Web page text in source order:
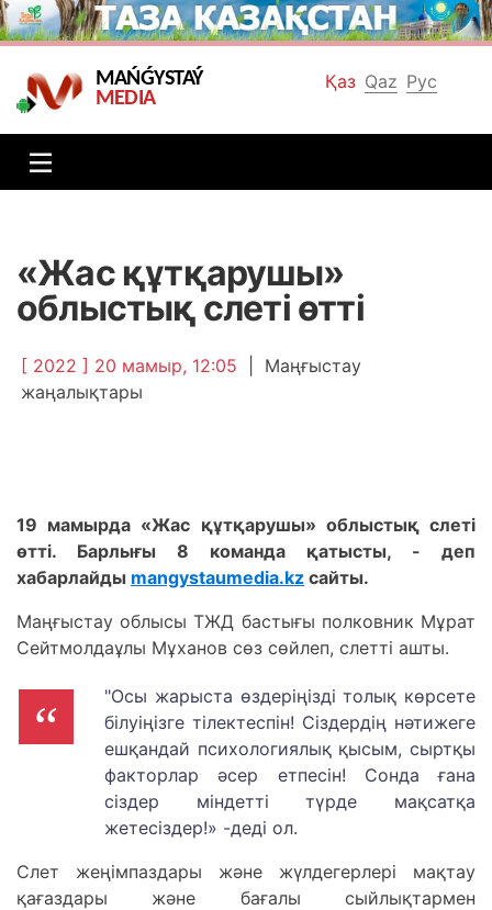
Қаз Qaz Рус
MAŃǴYSTAÝ
MEDIA
«Жас құтқарушы»
облыстық слеті өтті
[ 2022 ] 20 мамыр, 12:05
Маңғыстау
жаңалықтары
19 мамырда «Жас құтқарушы» облыстық слеті
өтті. Барлығы 8 команда қатысты, - деп
хабарлайды mangystaumedia.kz сайты.
Маңғыстау облысы ТЖД бастығы полковник Мұрат
Сейтмолдаұлы Мұханов сөз сөйлеп, слетті ашты.
"Осы жарыста өздеріңізді толық көрсете
білуіңізге тілектеспін! Сіздердің нәтижеге
ешқандай психологиялық қысым, сыртқы
факторлар әсер етпесін! Сонда ғана
сіздер міндетті түрде мақсатқа
жетесіздер!» -деді ол.
Слет жеңімпаздары және жүлдегерлері мақтау
қағаздары және бағалы сыйлықтармен